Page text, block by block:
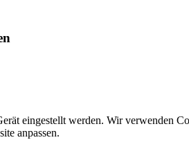
eingestellt werden. Wir verwenden
anpassen.